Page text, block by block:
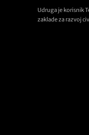
Udruga je korisnik
zaklade za razvoj